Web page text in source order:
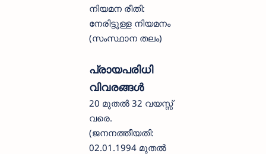
നിയമന രീതി:
നേരിട്ടുള്ള നിയമനം
(സംസ്ഥാന തലം)
പ്രായപരിധി
വിവരങ്ങൾ
20 മുതൽ 32 വയസ്സ്
വരെ.
(ജനനത്തീയതി:
02.01.1994 മുതൽ